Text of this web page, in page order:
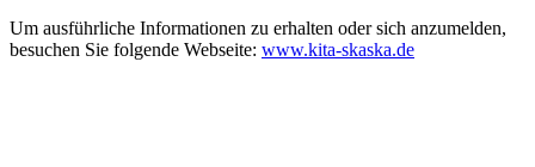
Um ausführliche Informationen zu erhalten oder sich anzumelden,
besuchen Sie folgende Webseite: www.kita-skaska.de